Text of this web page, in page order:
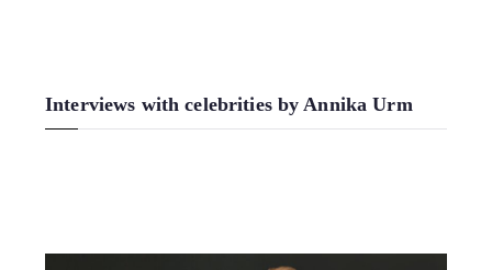
Interviews with celebrities by Annika Urm